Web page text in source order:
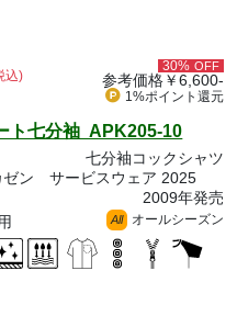
込)
30% OFF
参考価格￥6,600-
1%ポイント 還元
ト七分袖 APK205-10
七分袖コックシャツ
ン サービスウェア 2025
2009年発売
All オールシーズン